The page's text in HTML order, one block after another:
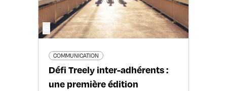
COMMUNICATION
Défi Treely inter-adhérents :
une première édition
©